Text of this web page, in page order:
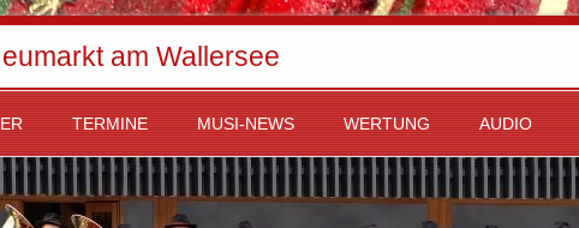
am Wallersee
TERMINE MUSI-NEWS WERTUNG AUDIO